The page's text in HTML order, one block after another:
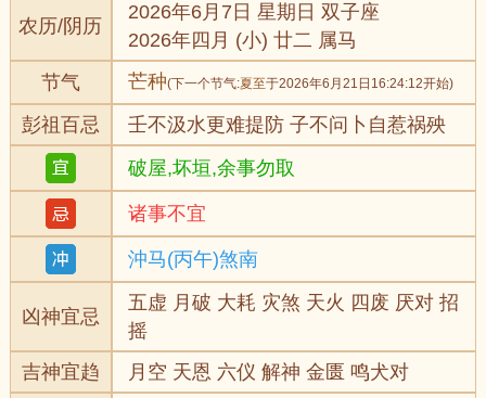
农历/阴历
2026年6月7日 星期日 双子座
2026年四月 (小) 廿二 属马
节气
芒种(下一个节气:夏至于2026年6月21日16:24:12开始)
彭祖百忌
壬不汲水更难提防 子不问卜自惹祸殃
破屋,坏垣,余事勿取
诸事不宜
沖马(丙午)煞南
凶神宜忌
五虚 月破 大耗 灾煞 天火 四废 厌对 招
摇
吉神宜趋
月空 天恩 六仪 解神 金匮 鸣犬对